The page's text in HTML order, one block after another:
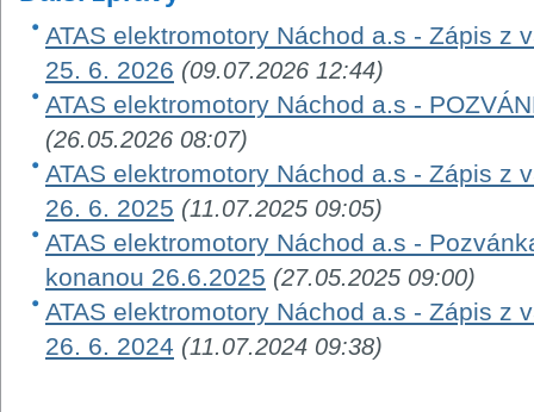
ATAS elektromotory Náchod a.s - Zápis z
25. 6. 2026 (09.07.2026 12:44)
ATAS elektromotory Náchod a.s -
(26.05.2026 08:07)
ATAS elektromotory Náchod a.s - Zápis z
26. 6. 2025 (11.07.2025 09:05)
ATAS elektromotory Náchod a.s -
konanou 26.6.2025 (27.05.2025 09:00)
ATAS elektromotory Náchod a.s - Zápis z
26. 6. 2024 (11.07.2024 09:38)